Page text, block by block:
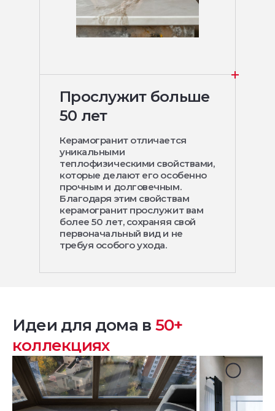
Прослужит больше
50 лет
Керамогранит отличается
уникальными
теплофизическими свойствами,
которые делают его особенно
прочным и долговечным.
Благодаря этим свойствам
керамогранит прослужит вам
более 50 лет, сохраняя свой
первоначальный вид и не
требуя особого ухода.
Идеи для дома в 50+
коллекциях